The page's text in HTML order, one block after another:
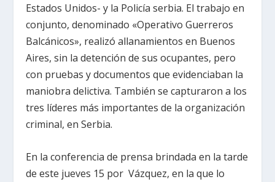
Estados Unidos- y la Policía serbia. El trabajo en
conjunto, denominado «Operativo Guerreros
Balcánicos», realizó allanamientos en Buenos
Aires, sin la detención de sus ocupantes, pero
con pruebas y documentos que evidenciaban la
maniobra delictiva. También se capturaron a los
tres líderes más importantes de la organización
criminal, en Serbia.
En la conferencia de prensa brindada en la tarde
de este jueves 15 por Vázquez, en la que lo